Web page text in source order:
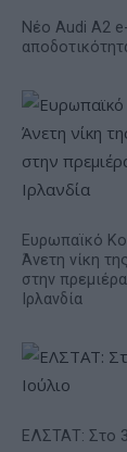
Νέο Audi A2
Ευρωπαϊκό
Άνετη νίκη
στην
Ιρλανδία
ΕΛΣΤΑΤ: Στο